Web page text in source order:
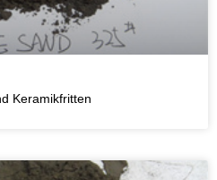
Keramikfritten